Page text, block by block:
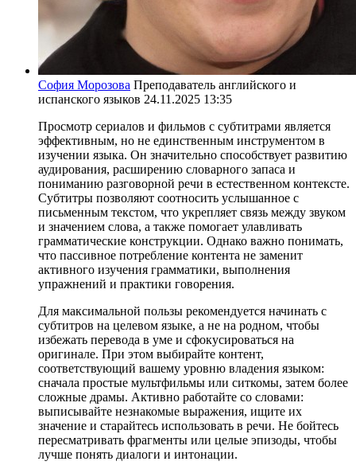
София Морозова Преподаватель английского и
испанского языков 24.11.2025 13:35
Просмотр сериалов и фильмов с субтитрами является
эффективным, но не единственным инструментом в
изучении языка. Он значительно способствует развитию
аудирования, расширению словарного запаса и
пониманию разговорной речи в естественном контексте.
Субтитры позволяют соотносить услышанное с
письменным текстом, что укрепляет связь между звуком
и значением слова, а также помогает улавливать
грамматические конструкции. Однако важно понимать,
что пассивное потребление контента не заменит
активного изучения грамматики, выполнения
упражнений и практики говорения.
Для максимальной пользы рекомендуется начинать с
субтитров на целевом языке, а не на родном, чтобы
избежать перевода в уме и сфокусироваться на
оригинале. При этом выбирайте контент,
соответствующий вашему уровню владения языком:
сначала простые мультфильмы или ситкомы, затем более
сложные драмы. Активно работайте со словами:
выписывайте незнакомые выражения, ищите их
значение и старайтесь использовать в речи. Не бойтесь
пересматривать фрагменты или целые эпизоды, чтобы
лучше понять диалоги и интонации.